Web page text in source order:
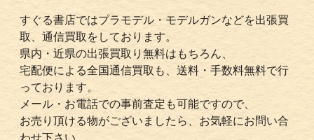
すぐる書店ではプラモデル・モデルガンなどを出張買
取、通信買取をしております。
県内・近県の出張買取り無料はもちろん、
宅配便による全国通信買取も、送料・手数料無料で行
っております。
メール・お電話での事前査定も可能ですので、
お売り頂ける物がございましたら、お気軽にお問い合
わせ下さい。